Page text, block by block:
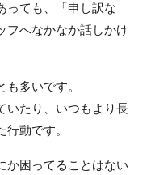
っても、「申し訳な
フへなかなか話しかけ
多いです。
いたり、いつもより長
動です。
か困ってることはない